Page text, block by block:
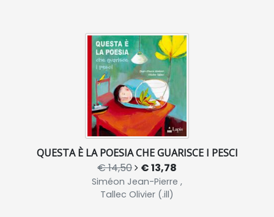
QUESTA È LA POESIA CHE GUARISCE I PESCI
€ 14,50 € 13,78
Siméon Jean-Pierre ,
Tallec Olivier (.ill)